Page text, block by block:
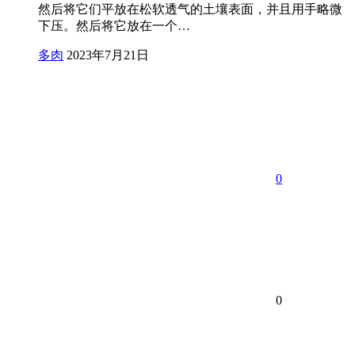
然后将它们平放在松软透气的土壤表面，并且用手略微
下压。然后将它放在一个…
多肉 2023年7月21日
0
0